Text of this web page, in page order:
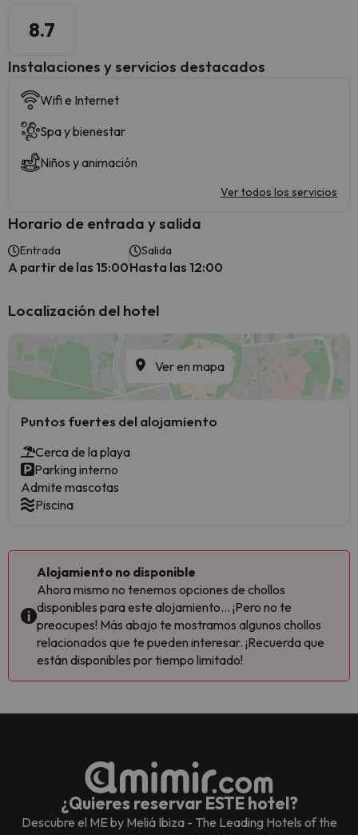
8.7
Instalaciones y servicios destacados
Wifi e Internet
Spa y bienestar
Niños y animación
Ver todos los servicios
Horario de entrada y salida
Entrada
A partir de las 15:00
Salida
Hasta las 12:00
Localización del hotel
Ver en mapa
Puntos fuertes del alojamiento
Cerca de la playa
Parking interno
Admite mascotas
Piscina
Alojamiento no disponible
Ahora mismo no tenemos opciones de chollos
disponibles para este alojamiento... ¡Pero no te
preocupes! Más abajo te mostramos algunos chollos
relacionados que te pueden interesar. ¡Recuerda que
están disponibles por tiempo limitado!
¿Quieres reservar ESTE hotel?
Descubre el ME by Meliá Ibiza - The Leading Hotels of the